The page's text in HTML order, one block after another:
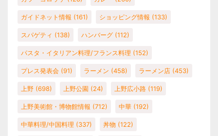
ガイドネット情報 (161) ショッピング情報 (133)
スパゲティ (138) ハンバーグ (112)
パスタ・イタリアン料理/フランス料理 (152)
プレス発表会 (91) ラーメン (458) ラーメン店 (453)
上野 (698) 上野公園 (24) 上野広小路 (119)
上野美術館・博物館情報 (712) 中華 (192)
中華料理/中国料理 (337) 丼物 (122)